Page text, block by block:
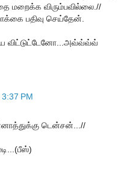
மறைக்க விரும்பவில்லை.//
பதிவு செய்தேன்.
விட்டுட்டேனோ...அவ்வ்வ்வ்
PM
டென்சன்...//